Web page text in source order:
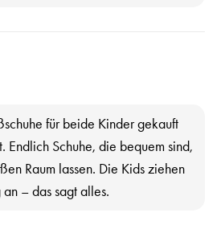
für beide Kinder gekauft
Endlich Schuhe, die bequem sind,
Raum lassen. Die Kids ziehen
– das sagt alles.